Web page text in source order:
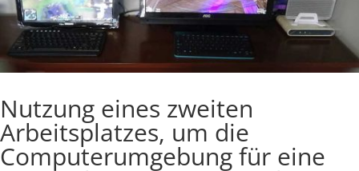
Nutzung eines zweiten
Arbeitsplatzes, um die
Computerumgebung für eine